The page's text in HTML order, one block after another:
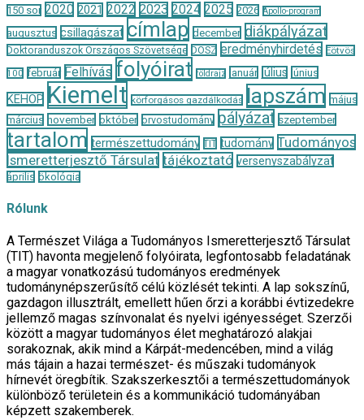
150 sor 2020 2021 2022 2023 2024 2025 2026 Apollo-program
augusztus csillagászat címlap december diákpályázat
Doktoranduszok Országos Szövetsége DOSZ eredményhirdetés Eötvös
100 február Felhívás folyóirat földrajz január július június
KEHOP Kiemelt körforgásos gazdálkodás lapszám május
március november október orvostudomány pályázat szeptember
tartalom természettudomány TIT tudomány Tudományos
Ismeretterjesztő Társulat tájékoztató versenyszabályzat
április ökológia
Rólunk
A Természet Világa a Tudományos Ismeretterjesztő Társulat
(TIT) havonta megjelenő folyóirata, legfontosabb feladatának
a magyar vonatkozású tudományos eredmények
tudománynépszerűsítő célú közlését tekinti. A lap sokszínű,
gazdagon illusztrált, emellett hűen őrzi a korábbi évtizedekre
jellemző magas színvonalat és nyelvi igényességet. Szerzői
között a magyar tudományos élet meghatározó alakjai
sorakoznak, akik mind a Kárpát-medencében, mind a világ
más tájain a hazai természet- és műszaki tudományok
hírnevét öregbítik. Szakszerkesztői a természettudományok
különböző területein és a kommunikáció tudományában
képzett szakemberek.